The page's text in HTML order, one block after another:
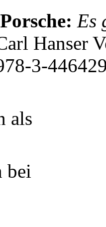
: Es
Hanser
3-
bei